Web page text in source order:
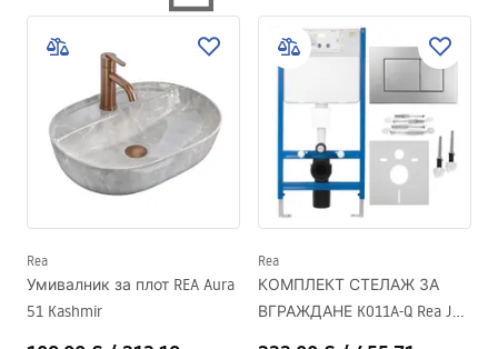
Rea
Умивалник за плот REA Aura
51 Kashmir
Rea
КОМПЛЕКТ СТЕЛАЖ ЗА
ВГРАЖДАНЕ K011A-Q Rea J